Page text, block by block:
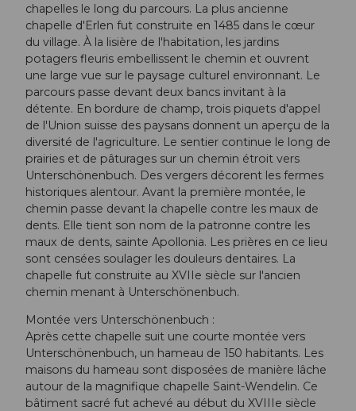
chapelles le long du parcours. La plus ancienne
chapelle d'Erlen fut construite en 1485 dans le cœur
du village. À la lisière de l'habitation, les jardins
potagers fleuris embellissent le chemin et ouvrent
une large vue sur le paysage culturel environnant. Le
parcours passe devant deux bancs invitant à la
détente. En bordure de champ, trois piquets d'appel
de l'Union suisse des paysans donnent un aperçu de la
diversité de l'agriculture. Le sentier continue le long de
prairies et de pâturages sur un chemin étroit vers
Unterschönenbuch. Des vergers décorent les fermes
historiques alentour. Avant la première montée, le
chemin passe devant la chapelle contre les maux de
dents. Elle tient son nom de la patronne contre les
maux de dents, sainte Apollonia. Les prières en ce lieu
sont censées soulager les douleurs dentaires. La
chapelle fut construite au XVIIe siècle sur l'ancien
chemin menant à Unterschönenbuch.
Montée vers Unterschönenbuch :
Après cette chapelle suit une courte montée vers
Unterschönenbuch, un hameau de 150 habitants. Les
maisons du hameau sont disposées de manière lâche
autour de la magnifique chapelle Saint-Wendelin. Ce
bâtiment sacré fut achevé au début du XVIIIe siècle